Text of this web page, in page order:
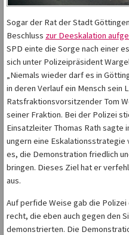
Sogar der Rat der Stadt
Beschluss zur Deeskalation
SPD einte die Sorge nach einer
sich unter Polizeipräsident
„Niemals wieder darf es in
in deren Verlauf ein Mensch sein
Ratsfraktionsvorsitzender Tom
seiner Fraktion. Bei der Polizei
Einsatzleiter Thomas Rath sagte
ungern eine
es, die Demonstration friedlich
bringen. Dieses Ziel hat er
aus.
Auf perfide Weise gab die
recht, die eben auch gegen den
demonstrierten. Die